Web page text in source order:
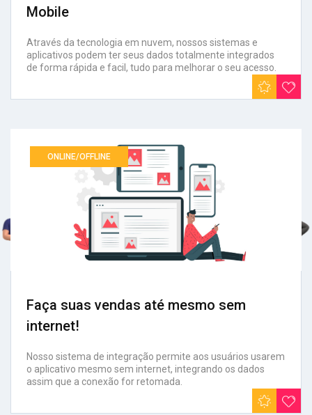
Mobile
Através da tecnologia em nuvem, nossos sistemas e
aplicativos podem ter seus dados totalmente integrados
de forma rápida e facil, tudo para melhorar o seu acesso.
ONLINE/OFFLINE
Faça suas vendas até mesmo sem
internet!
Nosso sistema de integração permite aos usuários usarem
o aplicativo mesmo sem internet, integrando os dados
assim que a conexão for retomada.